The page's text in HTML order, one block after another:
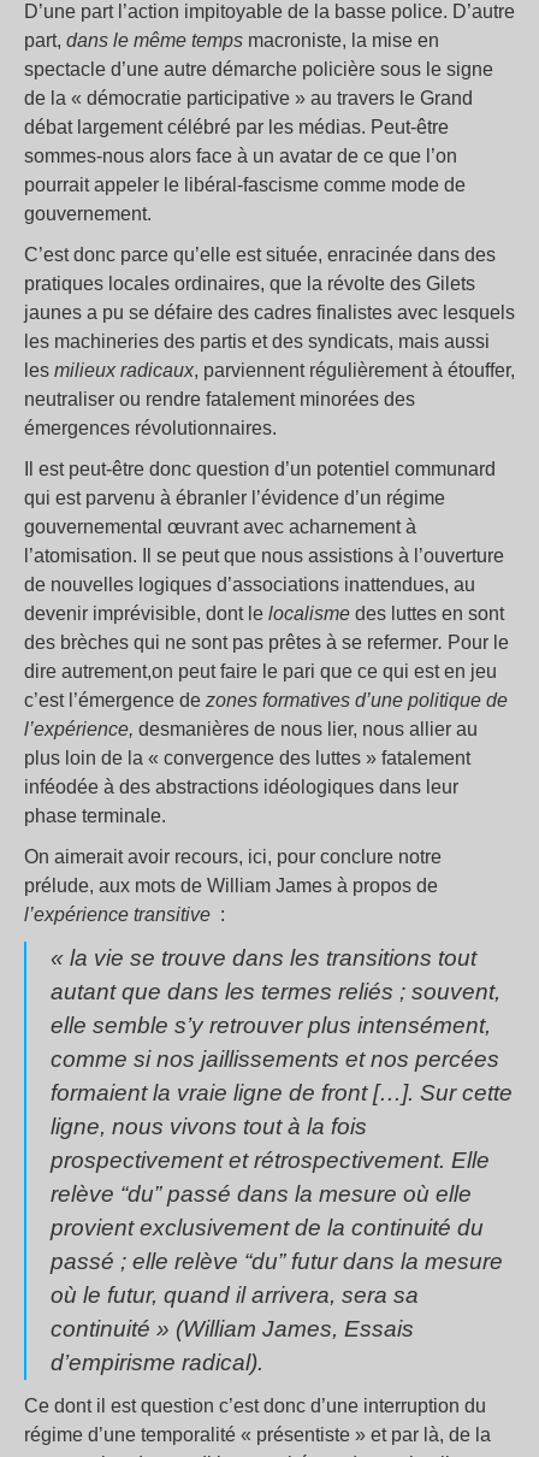
D’une part l’action impitoyable de la basse police. D’autre
part, dans le même temps macroniste, la mise en
spectacle d’une autre démarche policière sous le signe
de la « démocratie participative » au travers le Grand
débat largement célébré par les médias. Peut-être
sommes-nous alors face à un avatar de ce que l’on
pourrait appeler le libéral-fascisme comme mode de
gouvernement.
C’est donc parce qu’elle est située, enracinée dans des
pratiques locales ordinaires, que la révolte des Gilets
jaunes a pu se défaire des cadres finalistes avec lesquels
les machineries des partis et des syndicats, mais aussi
les milieux radicaux, parviennent régulièrement à étouffer,
neutraliser ou rendre fatalement minorées des
émergences révolutionnaires.
Il est peut-être donc question d’un potentiel communard
qui est parvenu à ébranler l’évidence d’un régime
gouvernemental œuvrant avec acharnement à
l’atomisation. Il se peut que nous assistions à l’ouverture
de nouvelles logiques d’associations inattendues, au
devenir imprévisible, dont le localisme des luttes en sont
des brèches qui ne sont pas prêtes à se refermer. Pour le
dire autrement,on peut faire le pari que ce qui est en jeu
c’est l’émergence de zones formatives d’une politique de
l’expérience, desmanières de nous lier, nous allier au
plus loin de la « convergence des luttes » fatalement
inféodée à des abstractions idéologiques dans leur
phase terminale.
On aimerait avoir recours, ici, pour conclure notre
prélude, aux mots de William James à propos de
l’expérience transitive :
« la vie se trouve dans les transitions tout
autant que dans les termes reliés ; souvent,
elle semble s’y retrouver plus intensément,
comme si nos jaillissements et nos percées
formaient la vraie ligne de front […]. Sur cette
ligne, nous vivons tout à la fois
prospectivement et rétrospectivement. Elle
relève “du” passé dans la mesure où elle
provient exclusivement de la continuité du
passé ; elle relève “du” futur dans la mesure
où le futur, quand il arrivera, sera sa
continuité » (William James, Essais
d’empirisme radical).
Ce dont il est question c’est donc d’une interruption du
régime d’une temporalité « présentiste » et par là, de la